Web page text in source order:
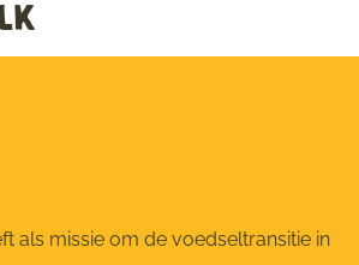
als missie om de voedseltransitie in